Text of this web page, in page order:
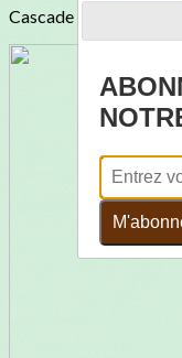
Cascade / Ruisseau